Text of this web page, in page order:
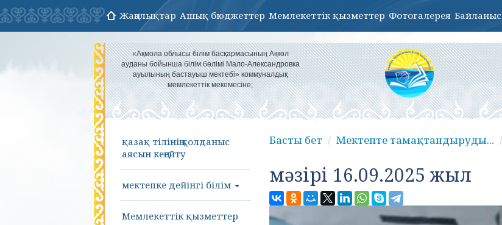
Жаңалықтар Ашық бюджеттер Мемлекеттік қызметтер Фотогалерея Байланыс
«Ақмола облысы білім басқармасының Ақкөл
ауданы бойынша білім бөлімі Мало-Александровка
ауылының бастауыш мектебі» коммуналдық
мемлекеттік мекемесіне;
қазақ тілінің қолданыс
аясын кеңейту
мектепке дейінгі білім
Мемлекеттік қызметтер
Басты бет Мектепте тамақтандыруды...
мәзірі 16.09.2025 жыл